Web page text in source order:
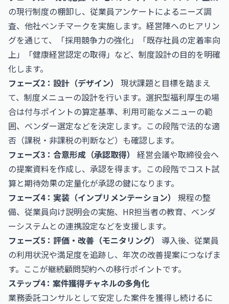
の現行制度の棚卸し、従業員アンケートによるニーズ調
査、他社ベンチマークを実施します。経営陣へのヒアリン
グを通じて、「採用競争力の強化」「既存社員の定着率向
上」「健康経営認定の取得」など、制度設計の目的を明確
化します。
フェーズ2：設計（デザイン）
現状課題と目標を踏まえ
て、制度メニューの設計を行います。選択型福利厚生の場
合は付与ポイントの算定基準、利用可能なメニューの範
囲、ベンダー選定などを決定します。この段階で法的な適
否（課税・非課税の判断など）も確認します。
フェーズ3：合意形成（承認取得）
経営会議や取締役会へ
の提案資料を作成し、承認を得ます。この段階でコスト試
算と期待効果の定量化が承認の鍵になります。
フェーズ4：実装（インプリメンテーション）
規程の整
備、従業員向け説明会の実施、HR担当者の教育、ベンダ
ーシステムとの連携設定などを支援します。
フェーズ5：評価・改善（モニタリング）
導入後、従業員
の利用状況や満足度を追跡し、年次の改善提案につなげま
す。ここが継続顧問契約への移行ポイントです。
ステップ4：案件獲得チャネルの多角化
業務委託コンサルとして安定した案件を獲得し続けるに